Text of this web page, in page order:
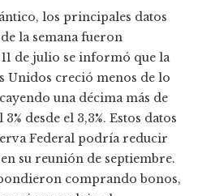
los principales datos
la semana fueron
de julio se informó que la
Unidos creció menos de lo
una décima más de
desde el 3,3%. Estos datos
Federal podría reducir
su reunión de septiembre.
comprando bonos,